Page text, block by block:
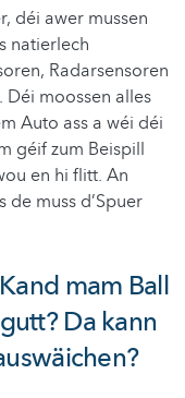
déi awer mussen
natierlech
, Radarsensoren
moossen alles
Auto ass a wéi déi
géif zum Beispill
en hi flitt. An
de muss d’Spuer
mam Ball
Da kann